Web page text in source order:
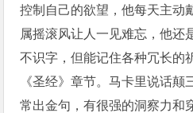
控制自己的欲望，他每天主动
属摇滚风让人一见难忘，他还
不识字，但能记住各种冗长的
《圣经》章节。马卡里说话
常出金句，有很强的洞察力和